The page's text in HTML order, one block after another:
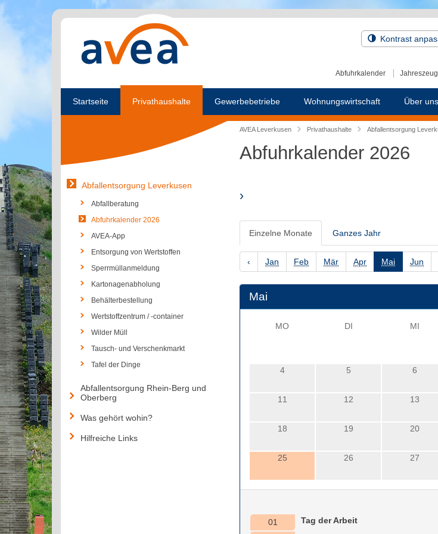
Kontrast
Abfuhrkalender
Startseite Privathaushalte Gewerbebetriebe Wohnungswirtschaft Über uns
AVEA Leverkusen Privathaushalte Abfallentsorgung
Abfuhrkalender 2026
›
Einzelne Monate Ganzes Jahr
‹ Jan Feb Mär Apr Mai Jun
Mai
MO DI MI
4 5 6
11 12 13
18 19 20
25 26 27
01
Tag der Arbeit
Abfallentsorgung Leverkusen
Abfallberatung
Abfuhrkalender 2026
AVEA-App
Entsorgung von Wertstoffen
Sperrmüllanmeldung
Kartonagenabholung
Behälterbestellung
Wertstoffzentrum / -container
Wilder Müll
Tausch- und Verschenkmarkt
Tafel der Dinge
Abfallentsorgung Rhein-Berg und
Oberberg
Was gehört wohin?
Hilfreiche Links